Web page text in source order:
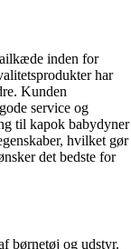
inden for
har
Kunden
service og
til kapok babydyner
hvilket gør
det bedste for
børnetøj og udstyr.